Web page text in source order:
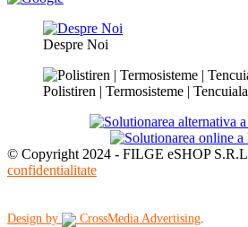
Despre Noi
Polistiren | Termosisteme |
© Copyright 2024 - FILGE eSHOP
confidentialitate
Design by CrossMedia Advertising.